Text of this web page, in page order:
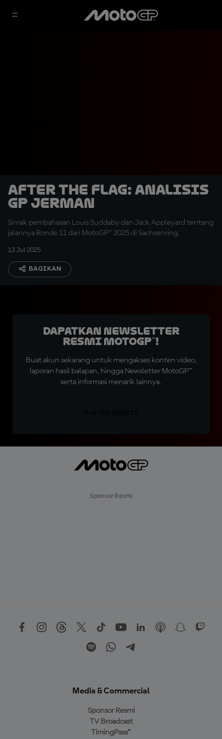
After the Flag: Analisis
GP Jerman
Simak pembahasan Louis Suddaby dan Jack Appleyard tentang
jalannya Ronde 11 dari MotoGP™ 2025 di Sachsenring.
13 Jul 2025
BAGIKAN
Dapatkan Newsletter
Resmi MotoGP™!
Buat akun sekarang untuk mengakses konten video,
laporan hasil balapan, hingga Newsletter MotoGP™
serta informasi menarik lainnya.
Sponsor Resmi
Media & Commercial
Sponsor Resmi
TV Broadcast
TimingPass™